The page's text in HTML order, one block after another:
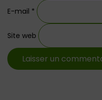
E-mail *
Site web